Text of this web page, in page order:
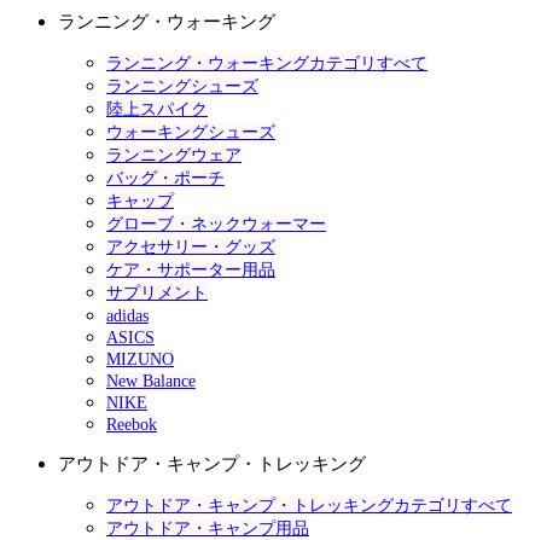
ランニング・ウォーキング
ランニング・ウォーキングカテゴリすべて
ランニングシューズ
陸上スパイク
ウォーキングシューズ
ランニングウェア
バッグ・ポーチ
キャップ
グローブ・ネックウォーマー
アクセサリー・グッズ
ケア・サポーター用品
サプリメント
adidas
ASICS
MIZUNO
New Balance
NIKE
Reebok
アウトドア・キャンプ・トレッキング
アウトドア・キャンプ・トレッキングカテゴリすべて
アウトドア・キャンプ用品